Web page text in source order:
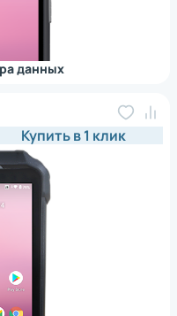
данных
Купить в 1 клик